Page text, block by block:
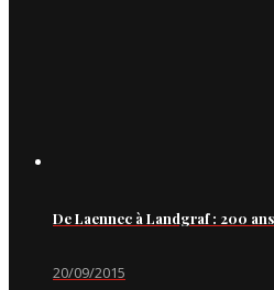
De Laennec à Landgraf : 200
20/09/2015